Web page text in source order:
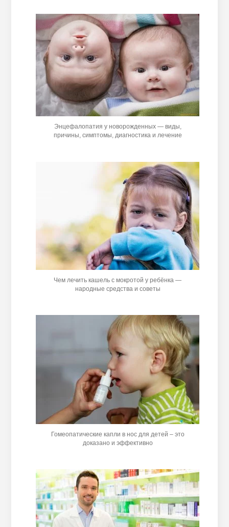
Энцефалопатия у новорожденных — виды,
причины, симптомы, диагностика и лечение
Чем лечить кашель с мокротой у ребёнка —
народные средства и советы
Гомеопатические капли в нос для детей – это
доказано и эффективно